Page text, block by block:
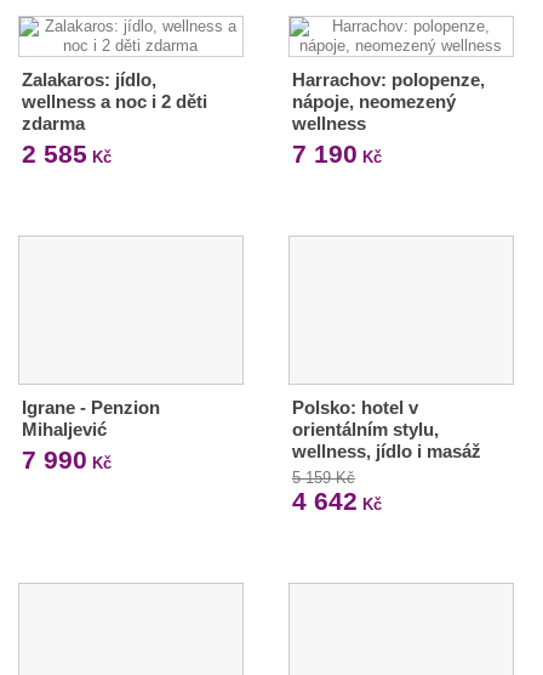
Zalakaros: jídlo,
wellness a noc i 2 děti
zdarma
2 585 Kč
Harrachov: polopenze,
nápoje, neomezený
wellness
7 190 Kč
Igrane - Penzion
Mihaljević
7 990 Kč
Polsko: hotel v
orientálním stylu,
wellness, jídlo i masáž
5 159 Kč
4 642 Kč